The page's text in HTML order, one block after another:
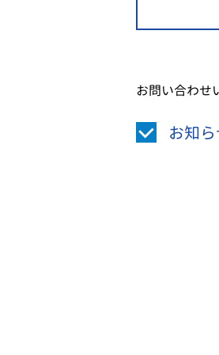
お問い合わせ
お知